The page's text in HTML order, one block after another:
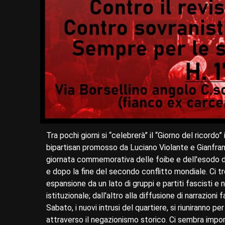
Tra pochi giorni si “celebrerà” il “Giorno del
bipartisan promosso da Luciano Violante e
giornata commemorativa delle foibe e dell'esodo
e dopo la fine del secondo conflitto mondiale. Ci
espansione da un lato di gruppi e partiti fascisti
istituzionale; dall'altro alla diffusione di narrazioni
Sabato, i nuovi intrusi del quartiere, si riuniranno
attraverso il negazionismo storico. Ci sembra